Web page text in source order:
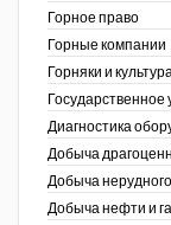
Горное право
Горные компании
Горняки и
Диагностика
Добыча
Добыча
Добыча нефти и